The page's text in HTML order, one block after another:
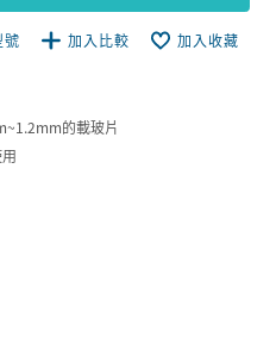
號 加入比較 加入收藏
的載玻片